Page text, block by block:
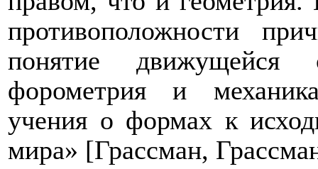
противоположности
понятие
форометрия и
учения о формах к
мира» [Грассман,